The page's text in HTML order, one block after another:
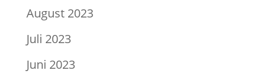
August 2023
Juli 2023
Juni 2023